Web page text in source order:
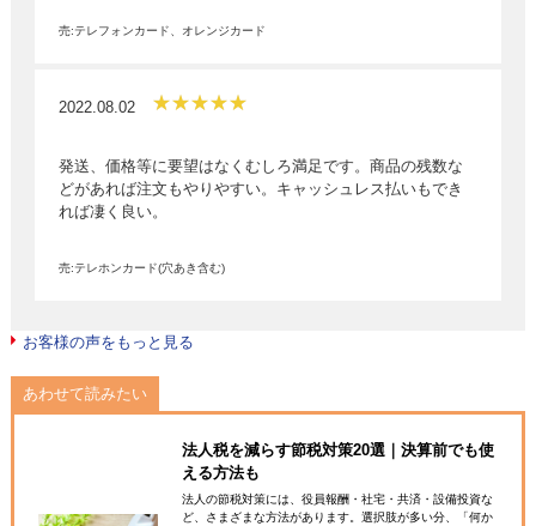
売:テレフォンカード、オレンジカード
2022.08.02
発送、価格等に要望はなくむしろ満足です。商品の残数な
どがあれば注文もやりやすい。キャッシュレス払いもでき
れば凄く良い。
売:テレホンカード(穴あき含む)
お客様の声をもっと見る
あわせて読みたい
法人税を減らす節税対策20選｜決算前でも使
える方法も
法人の節税対策には、役員報酬・社宅・共済・設備投資な
ど、さまざまな方法があります。選択肢が多い分、「何か